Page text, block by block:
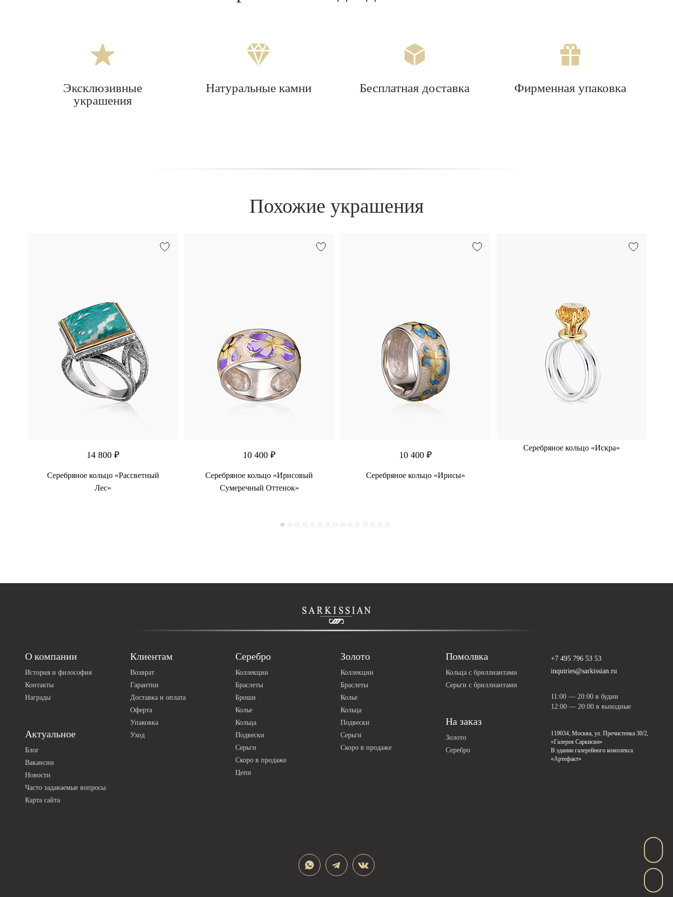
Эксклюзивные
украшения
Натуральные камни Бесплатная доставка Фирменная упаковка
Похожие украшения
14 800 ₽
Серебряное кольцо «Рассветный
Лес»
10 400 ₽
Серебряное кольцо «Ирисовый
Сумеречный Оттенок»
10 400 ₽
Серебряное кольцо «Ирисы»
Серебряное кольцо «Искра»
О компании
История и философия
Контакты
Награды
Актуальное
Блог
Вакансии
Новости
Часто задаваемые вопросы
Карта сайта
Клиентам
Возврат
Гарантии
Доставка и оплата
Оферта
Упаковка
Уход
Серебро
Коллекции
Браслеты
Броши
Колье
Кольца
Подвески
Серьги
Скоро в продаже
Цепи
Золото
Коллекции
Браслеты
Колье
Кольца
Подвески
Серьги
Скоро в продаже
Помолвка
Кольца с бриллиантами
Серьги с бриллиантами
На заказ
Золото
Серебро
+7 495 796 53 53
inquiries@sarkissian.ru
11:00 — 20:00 в будни
12:00 — 20:00 в выходные
119034, Москва, ул. Пречистенка 30/2,
«Галерея Саркисян»
В здании галерейного комплекса
«Артефакт»